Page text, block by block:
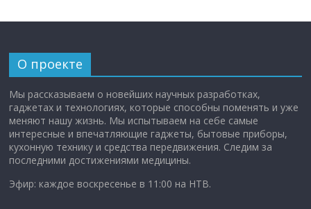
О проекте
Мы рассказываем о новейших научных разработках,
гаджетах и технологиях, которые способны поменять и уже
меняют нашу жизнь. Мы испытываем на себе самые
интересные и впечатляющие гаджеты, бытовые приборы,
кухонную технику и средства передвижения. Следим за
последними достижениями медицины.
Эфир: каждое воскресенье в 11:00 на НТВ.